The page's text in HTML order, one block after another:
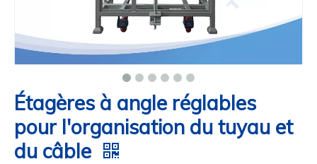
Étagères à angle réglables
pour l'organisation du tuyau et
du câble